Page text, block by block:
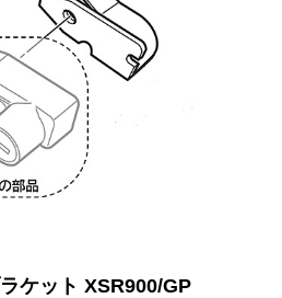
ケット XSR900/GP